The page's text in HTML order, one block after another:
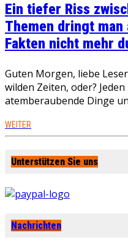
Ein tiefer Riss
Themen dringt
Fakten nicht mehr
Guten Morgen, liebe
wilden Zeiten, oder?
atemberaubende Dinge
WEITER
Unterstützen Sie uns
Nachrichten